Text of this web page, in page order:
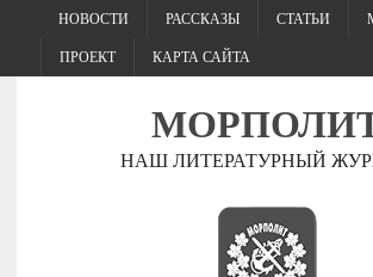
НОВОСТИ РАССКАЗЫ СТАТЬИ
ПРОЕКТ КАРТА САЙТА
НАШ ЛИТЕРАТУРНЫЙ